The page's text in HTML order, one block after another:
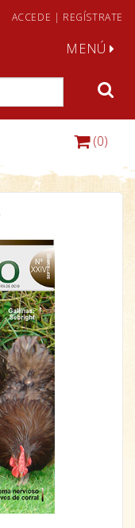
ACCEDE | REGÍSTRATE
MENÚ
(0)